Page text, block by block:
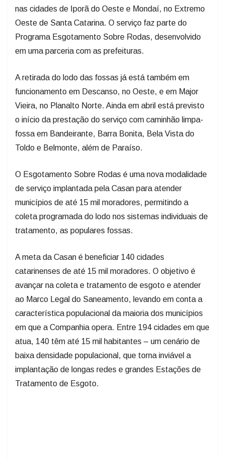
nas cidades de Iporã do Oeste e Mondaí, no Extremo
Oeste de Santa Catarina. O serviço faz parte do
Programa Esgotamento Sobre Rodas, desenvolvido
em uma parceria com as prefeituras.
A retirada do lodo das fossas já está também em
funcionamento em Descanso, no Oeste, e em Major
Vieira, no Planalto Norte. Ainda em abril está previsto
o início da prestação do serviço com caminhão limpa-
fossa em Bandeirante, Barra Bonita, Bela Vista do
Toldo e Belmonte, além de Paraíso.
O Esgotamento Sobre Rodas é uma nova modalidade
de serviço implantada pela Casan para atender
municípios de até 15 mil moradores, permitindo a
coleta programada do lodo nos sistemas individuais de
tratamento, as populares fossas.
A meta da Casan é beneficiar 140 cidades
catarinenses de até 15 mil moradores. O objetivo é
avançar na coleta e tratamento de esgoto e atender
ao Marco Legal do Saneamento, levando em conta a
característica populacional da maioria dos municípios
em que a Companhia opera. Entre 194 cidades em que
atua, 140 têm até 15 mil habitantes – um cenário de
baixa densidade populacional, que torna inviável a
implantação de longas redes e grandes Estações de
Tratamento de Esgoto.